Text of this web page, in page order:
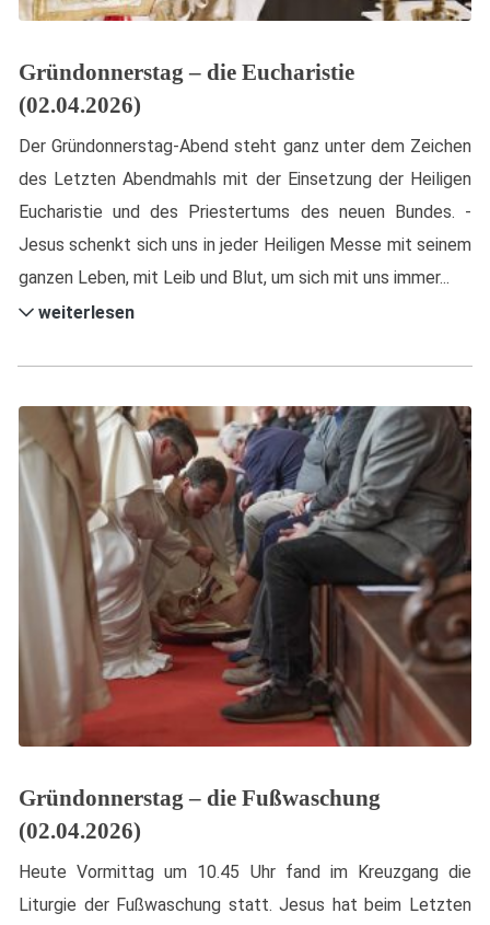
Gründonnerstag – die Eucharistie
(02.04.2026)
Der Gründonnerstag-Abend steht ganz unter dem Zeichen
des Letzten Abendmahls mit der Einsetzung der Heiligen
Eucharistie und des Priestertums des neuen Bundes. -
Jesus schenkt sich uns in jeder Heiligen Messe mit seinem
ganzen Leben, mit Leib und Blut, um sich mit uns immer...
weiterlesen
Gründonnerstag – die Fußwaschung
(02.04.2026)
Heute Vormittag um 10.45 Uhr fand im Kreuzgang die
Liturgie der Fußwaschung statt. Jesus hat beim Letzten